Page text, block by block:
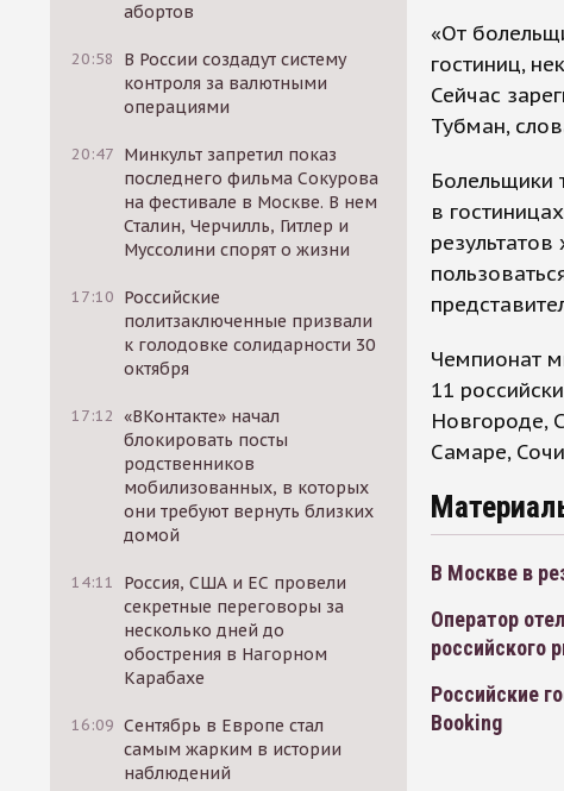
абортов
20:58
В России создадут систему
контроля за валютными
операциями
20:47 Минкульт запретил показ
последнего фильма Сокурова
на фестивале в Москве. В нем
Сталин, Черчилль, Гитлер и
Муссолини спорят о жизни
17:10 Российские
политзаключенные призвали
к голодовке солидарности 30
октября
17:12 «ВКонтакте» начал
блокировать посты
родственников
мобилизованных, в которых
они требуют вернуть близких
домой
14:11
Россия, США и ЕС провели
секретные переговоры за
несколько дней до
обострения в Нагорном
Карабахе
16:09 Сентябрь в Европе стал
самым жарким в истории
наблюдений
«От
гостиниц,
Сейчас
Тубман,
Болельщики
в
Чемпионат
11
Новгороде,
Самаре,
В Москве в
Оператор
российского
Российские
Booking